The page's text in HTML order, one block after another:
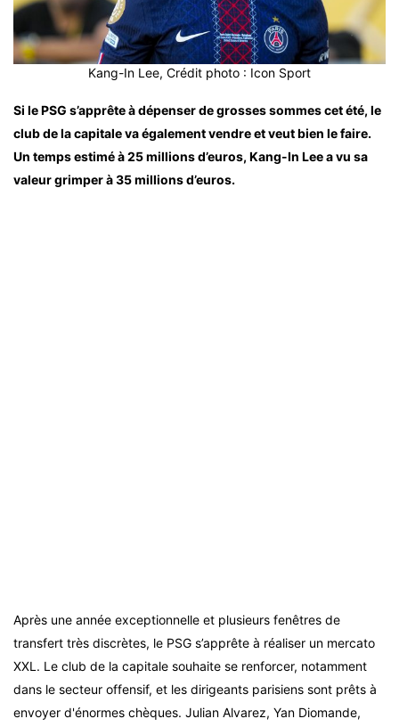
Kang-In Lee, Crédit photo : Icon Sport
Si le PSG s’apprête à dépenser de grosses sommes cet été, le
club de la capitale va également vendre et veut bien le faire.
Un temps estimé à 25 millions d’euros, Kang-In Lee a vu sa
valeur grimper à 35 millions d’euros.
Après une année exceptionnelle et plusieurs fenêtres de
transfert très discrètes, le PSG s’apprête à réaliser un mercato
XXL. Le club de la capitale souhaite se renforcer, notamment
dans le secteur offensif, et les dirigeants parisiens sont prêts à
envoyer d'énormes chèques. Julian Alvarez, Yan Diomande,